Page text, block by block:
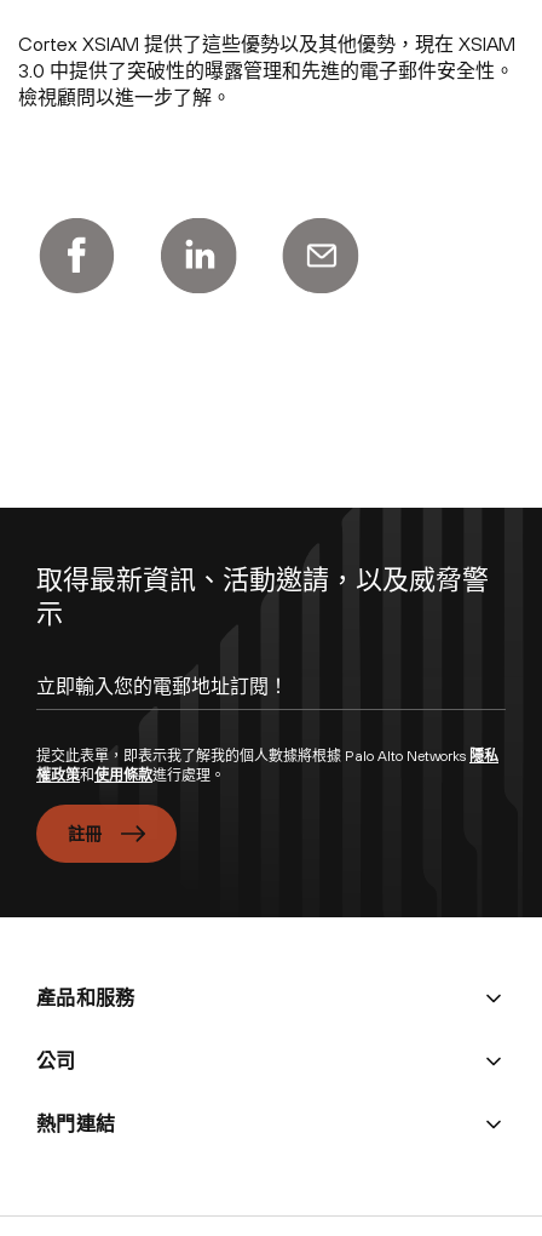
Cortex XSIAM 提供了這些優勢以及其他優勢，現在 XSIAM
3.0 中提供了突破性的曝露管理和先進的電子郵件安全性。
檢視顧問以進一步了解。
取得最新資訊、活動邀請，以及威脅警
示
提交此表單，即表示我了解我的個人數據將根據 Palo Alto Networks 隱私
權政策和使用條款進行處理。
註冊
產品和服務
公司
熱門連結